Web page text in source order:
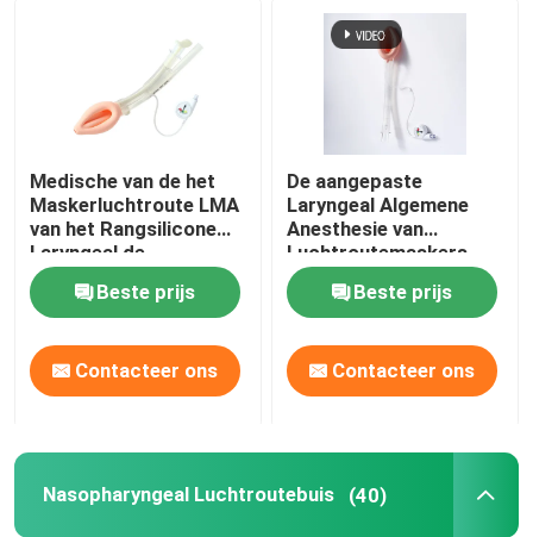
Medische van de het
Maskerluchtroute LMA
van het Rangsilicone
Laryngeal de
Beschermerluchtroute
Beste prijs
Contacteer ons
De aangepaste
Laryngeal Algemene
Anesthesie van
Luchtroutemaskers
LMA
Beste prijs
Contacteer ons
Nasopharyngeal Luchtroutebuis (40)